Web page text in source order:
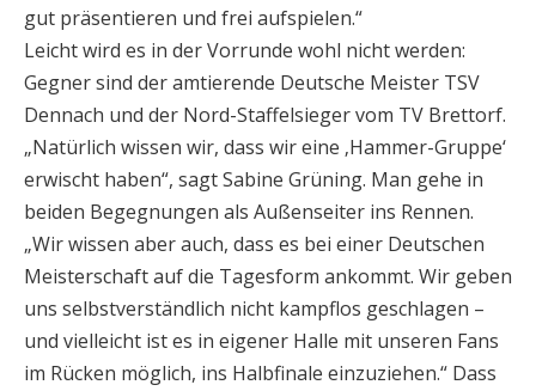
gut präsentieren und frei aufspielen.“
Leicht wird es in der Vorrunde wohl nicht werden:
Gegner sind der amtierende Deutsche Meister TSV
Dennach und der Nord-Staffelsieger vom TV Brettorf.
„Natürlich wissen wir, dass wir eine ‚Hammer-Gruppe‘
erwischt haben“, sagt Sabine Grüning. Man gehe in
beiden Begegnungen als Außenseiter ins Rennen.
„Wir wissen aber auch, dass es bei einer Deutschen
Meisterschaft auf die Tagesform ankommt. Wir geben
uns selbstverständlich nicht kampflos geschlagen –
und vielleicht ist es in eigener Halle mit unseren Fans
im Rücken möglich, ins Halbfinale einzuziehen.“ Dass